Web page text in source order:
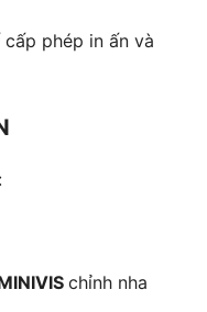
phép in ấn và
chỉnh nha